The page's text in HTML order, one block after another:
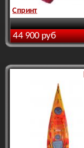
Спринт
44 900 руб